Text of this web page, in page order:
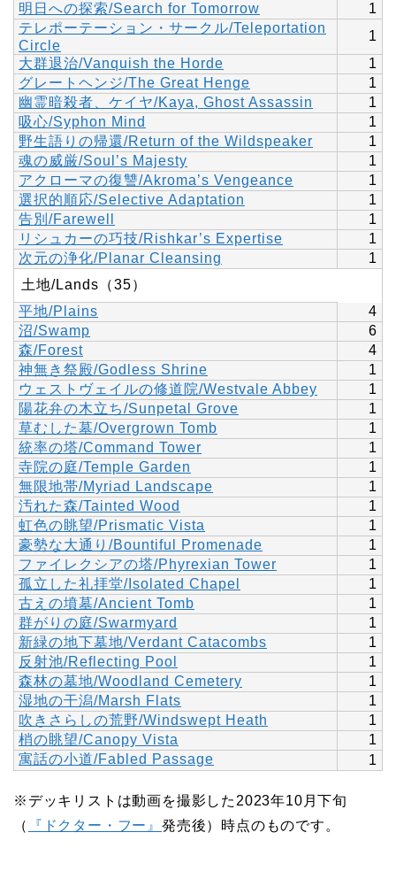
明日への探索/Search for Tomorrow
1
テレポーテーション・サークル/Teleportation
Circle
1
大群退治/Vanquish the Horde
1
グレートヘンジ/The Great Henge
1
幽霊暗殺者、ケイヤ/Kaya, Ghost Assassin
1
吸心/Syphon Mind
1
野生語りの帰還/Return of the Wildspeaker
1
魂の威厳/Soul’s Majesty
1
アクローマの復讐/Akroma’s Vengeance
1
選択的順応/Selective Adaptation
1
告別/Farewell
1
リシュカーの巧技/Rishkar’s Expertise
1
次元の浄化/Planar Cleansing
1
土地/Lands（35）
平地/Plains
4
沼/Swamp
6
森/Forest
4
神無き祭殿/Godless Shrine
1
ウェストヴェイルの修道院/Westvale Abbey
1
陽花弁の木立ち/Sunpetal Grove
1
草むした墓/Overgrown Tomb
1
統率の塔/Command Tower
1
寺院の庭/Temple Garden
1
無限地帯/Myriad Landscape
1
汚れた森/Tainted Wood
1
虹色の眺望/Prismatic Vista
1
豪勢な大通り/Bountiful Promenade
1
ファイレクシアの塔/Phyrexian Tower
1
孤立した礼拝堂/Isolated Chapel
1
古えの墳墓/Ancient Tomb
1
群がりの庭/Swarmyard
1
新緑の地下墓地/Verdant Catacombs
1
反射池/Reflecting Pool
1
森林の墓地/Woodland Cemetery
1
湿地の干潟/Marsh Flats
1
吹きさらしの荒野/Windswept Heath
1
梢の眺望/Canopy Vista
1
寓話の小道/Fabled Passage
1
※デッキリストは動画を撮影した2023年10月下旬
（
『ドクター・フー』発売後）時点のものです。